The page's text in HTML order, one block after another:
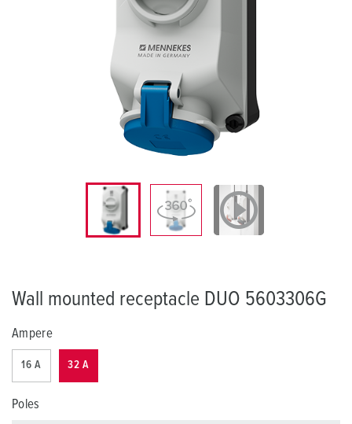
Wall mounted receptacle DUO 5603306G
Ampere
16 A 32 A
Poles